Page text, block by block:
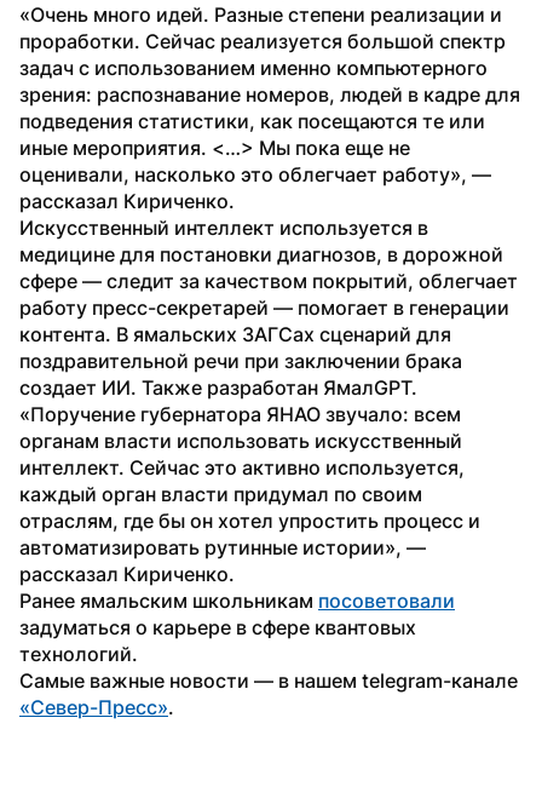
«Очень много идей. Разные степени реализации и
проработки. Сейчас реализуется большой спектр
задач с использованием именно компьютерного
зрения: распознавание номеров, людей в кадре для
подведения статистики, как посещаются те или
иные мероприятия. <…> Мы пока еще не
оценивали, насколько это облегчает работу», —
рассказал Кириченко.
Искусственный интеллект используется в
медицине для постановки диагнозов, в дорожной
сфере — следит за качеством покрытий, облегчает
работу пресс-секретарей — помогает в генерации
контента. В ямальских ЗАГСах сценарий для
поздравительной речи при заключении брака
создает ИИ. Также разработан ЯмалGPT.
«Поручение губернатора ЯНАО звучало: всем
органам власти использовать искусственный
интеллект. Сейчас это активно используется,
каждый орган власти придумал по своим
отраслям, где бы он хотел упростить процесс и
автоматизировать рутинные истории», —
рассказал Кириченко.
Ранее ямальским школьникам посоветовали
задуматься о карьере в сфере квантовых
технологий.
«Север-Пресс».